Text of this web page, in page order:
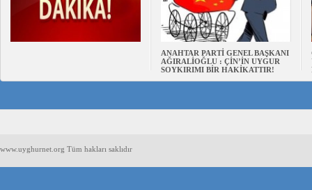
ANAHTAR PARTİ GENEL BAŞKANI
AĞIRALİOĞLU : ÇİN’İN UYGUR
SOYKIRIMI BİR HAKİKATTIR!
www.uyghurnet.org Tüm hakları saklıdır